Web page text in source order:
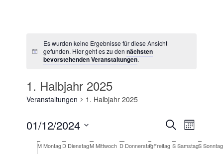
Hinweis
Es wurden keine Ergebnisse für diese Ansicht
gefunden. Hier geht es zu den nächsten
bevorstehenden Veranstaltungen.
1. Halbjahr 2025
Veranstaltungen 1. Halbjahr 2025
Suche
SucheMonat
01/12/2024
wählen.
Kalender
MMontagD DienstagMMittwoch D Donnerstag
FFreitag SSamstagSSonntag